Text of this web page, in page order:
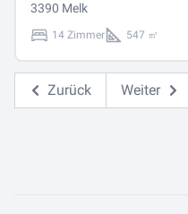
3390 Melk
14 Zimmer 547 ㎡
Zurück Weiter